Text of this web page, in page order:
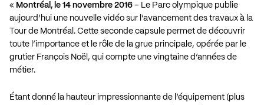
« Montréal, le 14 novembre 2016 – Le Parc olympique publie
aujourd’hui une nouvelle vidéo sur l’avancement des travaux à la
Tour de Montréal. Cette seconde capsule permet de découvrir
toute l’importance et le rôle de la grue principale, opérée par le
grutier François Noël, qui compte une vingtaine d’années de
métier.
Étant donné la hauteur impressionnante de l’équipement (plus